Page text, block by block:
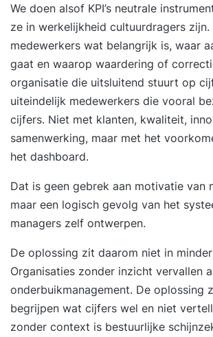
We doen alsof KPI’s neutrale
ze in werkelijkheid cultuurdragers
medewerkers wat belangrijk is, waar
gaat en waarop waardering of
organisatie die uitsluitend stuurt op
uiteindelijk medewerkers die vooral
cijfers. Niet met klanten, kwaliteit,
samenwerking, maar met het
het dashboard.
Dat is geen gebrek aan motivatie van
maar een logisch gevolg van het
managers zelf ontwerpen.
De oplossing zit daarom niet in
Organisaties zonder inzicht vervallen
onderbuikmanagement. De oplossing
begrijpen wat cijfers wel en niet
zonder context is bestuurlijke